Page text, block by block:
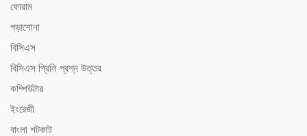
ফোরাম
পড়াশোনা
বিসিএস
বিসিএস ‍প্রিলি প্রশ্ন উত্তর
কম্পিউটার
ইংরেজী
বাংলা শটকাট